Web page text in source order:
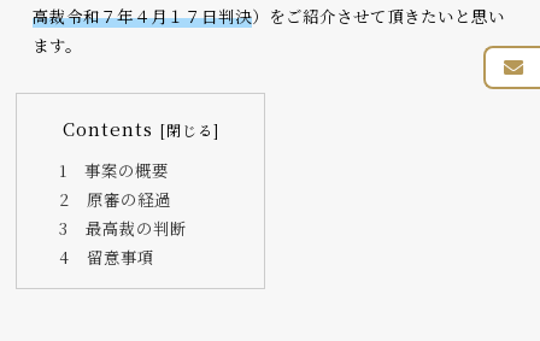
高裁令和７年４月１７日判決）をご紹介させて頂きたいと思い
ます。
Contents
1 事案の概要
2 原審の経過
3 最高裁の判断
4 留意事項